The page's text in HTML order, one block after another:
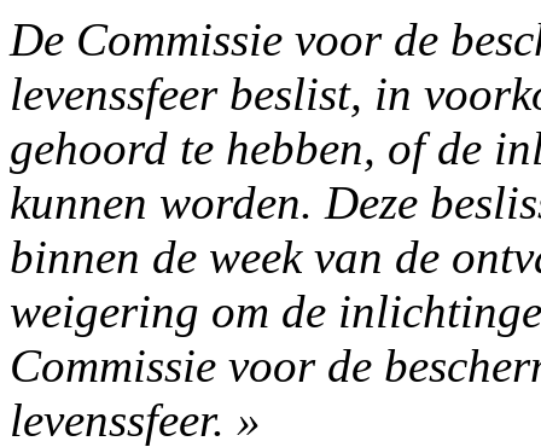
De Commissie voor de
levenssfeer beslist, in
gehoord te hebben, of de
kunnen worden. Deze
binnen de week van de
weigering om de
Commissie voor de
levenssfeer. »